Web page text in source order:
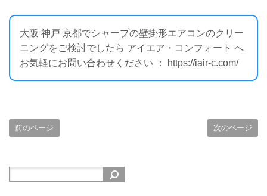
大阪 神戸 京都でシャープの壁掛形エアコンのクリー
ニングをご検討でしたら アイエア・コンフォート へ
お気軽にお問い合わせください ： https://iair-c.com/
前のページ 次のページ